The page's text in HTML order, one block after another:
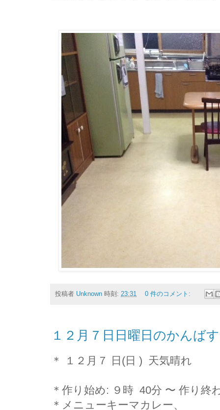
投稿者 Unknown 時刻: 23:31 0 件のコメント:
１２月７日日曜日のかんば
＊ １２月７ 日(日 ) 天気晴れ
＊作り始め: ９時 40分 〜 作り終
＊メニューキーマカレー、